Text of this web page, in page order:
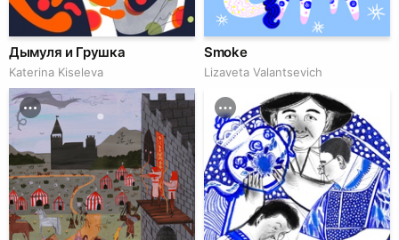
Дымуля и Грушка
Katerina Kiseleva
Smoke
Lizaveta Valantsevich